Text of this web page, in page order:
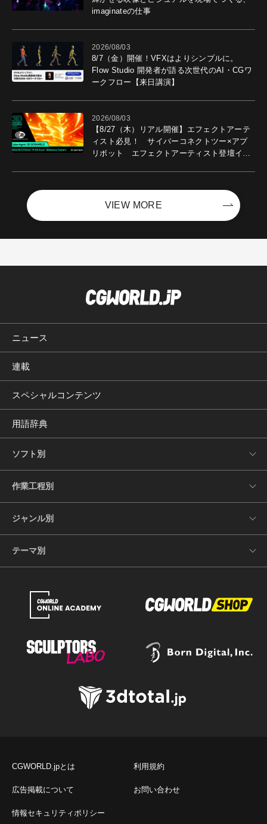
imaginateの仕事
2026/08/03
8/7（金）開催！VFXはよりシンプルに。
Flow Studio 開発者が語る次世代のAI・CGワ
ークフロー【来日講演】
2026/08/03
【8/27（木）リアル開催】エフェクトアーテ
ィスト必見！ サイバーコネクトツー×アプ
リボット エフェクトアーティスト登壇イベ
VIEW MORE
ニュース
連載
スペシャルコンテンツ
用語辞典
ソフト別
作業工程別
ジャンル別
テーマ別
CGWORLD.jpとは 利用規約
広告掲載について お問い合わせ
情報セキュリティポリシー